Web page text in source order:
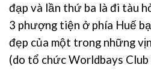
đạp và lần thứ ba là đi tàu
3 phượng tiện ở phía Huế
đẹp của một trong những
(do tổ chức Worldbays Club